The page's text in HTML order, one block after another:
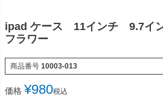
ipad ケース 11インチ 9.7イ
フラワー
商品番号 10003-013
価格 ¥980税込